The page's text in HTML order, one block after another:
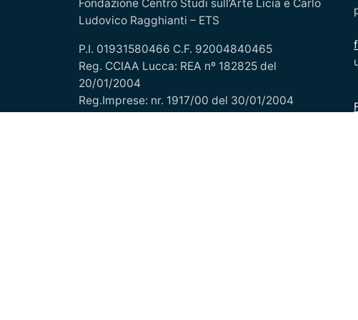
Fondazione Centro Studi sull’Arte Licia e Carlo
Ludovico Ragghianti – ETS
P.I. 01931580466 C.F. 92004840465
Reg. CCIAA Lucca: REA nº 182825 del
20/01/2004
Reg.Imprese: nr. 1917/00 del 30/01/2004